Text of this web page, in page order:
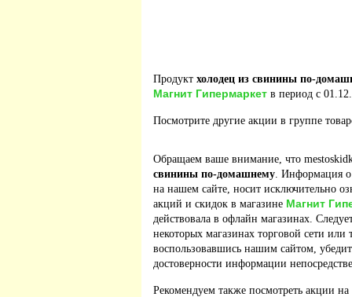
Продукт холодец из свинины по-
Магнит Гипермаркет в период с
Посмотрите другие акции в группе
Обращаем ваше внимание, что
свинины по-домашнему. Информация о
на нашем сайте, носит исключительно
акций и скидок в магазине Магнит
действовала в офлайн магазинах.
некоторых магазинах торговой сети
воспользовавшись нашим сайтом,
достоверности информации
Рекомендуем также посмотреть акции